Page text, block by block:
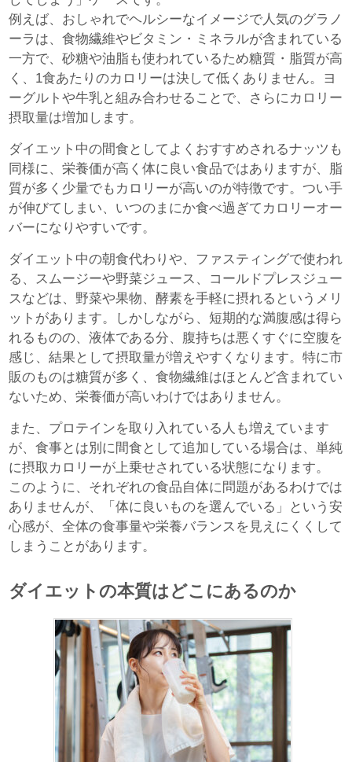
例えば、おしゃれでヘルシーなイメージで人気のグラノ
ーラは、食物繊維やビタミン・ミネラルが含まれている
一方で、砂糖や油脂も使われているため糖質・脂質が高
く、1食あたりのカロリーは決して低くありません。ヨ
ーグルトや牛乳と組み合わせることで、さらにカロリー
摂取量は増加します。
ダイエット中の間食としてよくおすすめされるナッツも
同様に、栄養価が高く体に良い食品ではありますが、脂
質が多く少量でもカロリーが高いのが特徴です。つい手
が伸びてしまい、いつのまにか食べ過ぎてカロリーオー
バーになりやすいです。
ダイエット中の朝食代わりや、ファスティングで使われ
る、スムージーや野菜ジュース、コールドプレスジュー
スなどは、野菜や果物、酵素を手軽に摂れるというメリ
ットがあります。しかしながら、短期的な満腹感は得ら
れるものの、液体である分、腹持ちは悪くすぐに空腹を
感じ、結果として摂取量が増えやすくなります。特に市
販のものは糖質が多く、食物繊維はほとんど含まれてい
ないため、栄養価が高いわけではありません。
また、プロテインを取り入れている人も増えています
が、食事とは別に間食として追加している場合は、単純
に摂取カロリーが上乗せされている状態になります。
このように、それぞれの食品自体に問題があるわけでは
ありませんが、「体に良いものを選んでいる」という安
心感が、全体の食事量や栄養バランスを見えにくくして
しまうことがあります。
ダイエットの本質はどこにあるのか